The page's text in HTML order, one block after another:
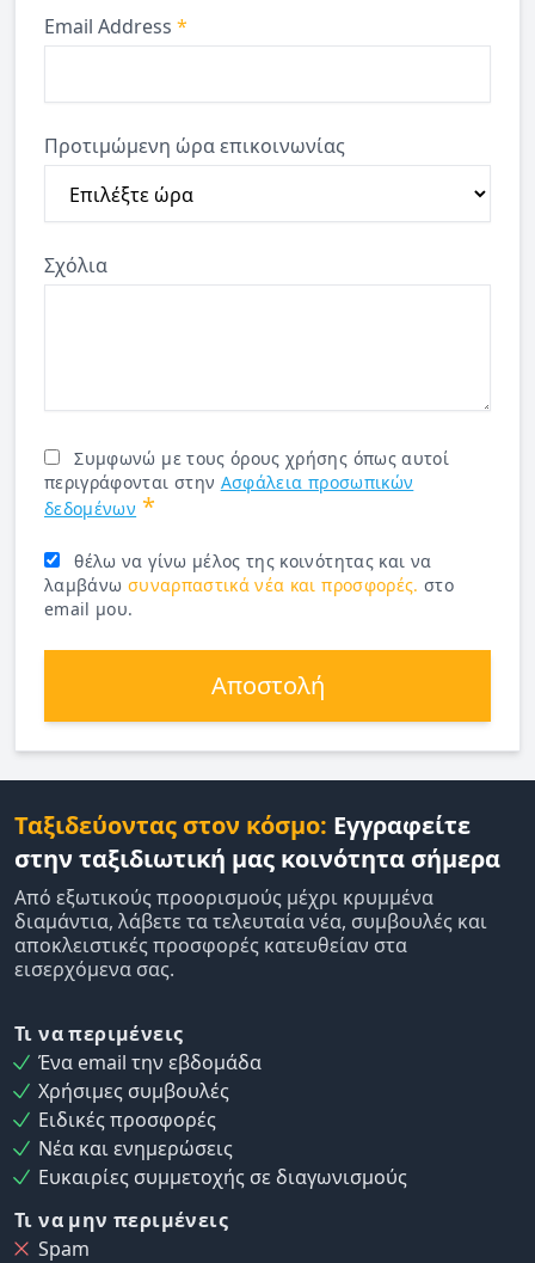
Email Address *
Προτιμώμενη ώρα επικοινωνίας
Σχόλια
Συμφωνώ με τους όρους χρήσης όπως αυτοί
περιγράφονται στην Ασφάλεια προσωπικών
δεδομένων *
θέλω να γίνω μέλος της κοινότητας και να
λαμβάνω συναρπαστικά νέα και προσφορές. στο
email μου.
Αποστολή
Ταξιδεύοντας στον κόσμο: Εγγραφείτε
στην ταξιδιωτική μας κοινότητα σήμερα
Από εξωτικούς προορισμούς μέχρι κρυμμένα
διαμάντια, λάβετε τα τελευταία νέα, συμβουλές και
αποκλειστικές προσφορές κατευθείαν στα
εισερχόμενα σας.
Τι να περιμένεις
Ένα email την εβδομάδα
Χρήσιμες συμβουλές
Ειδικές προσφορές
Νέα και ενημερώσεις
Ευκαιρίες συμμετοχής σε διαγωνισμούς
Τι να μην περιμένεις
Spam